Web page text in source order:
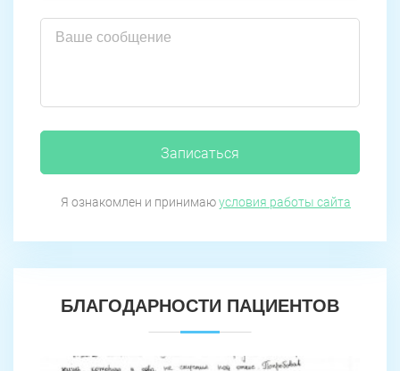
Записаться
Я ознакомлен и принимаюусловия работы сайта
БЛАГОДАРНОСТИ ПАЦИЕНТОВ